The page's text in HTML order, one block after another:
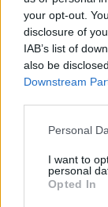
your opt-out.
disclosure of
IAB’s list of
also be
Downstream
Personal
I want to
personal
Opted In
Interessant
Succes op een
klasse.
om wedstrijden